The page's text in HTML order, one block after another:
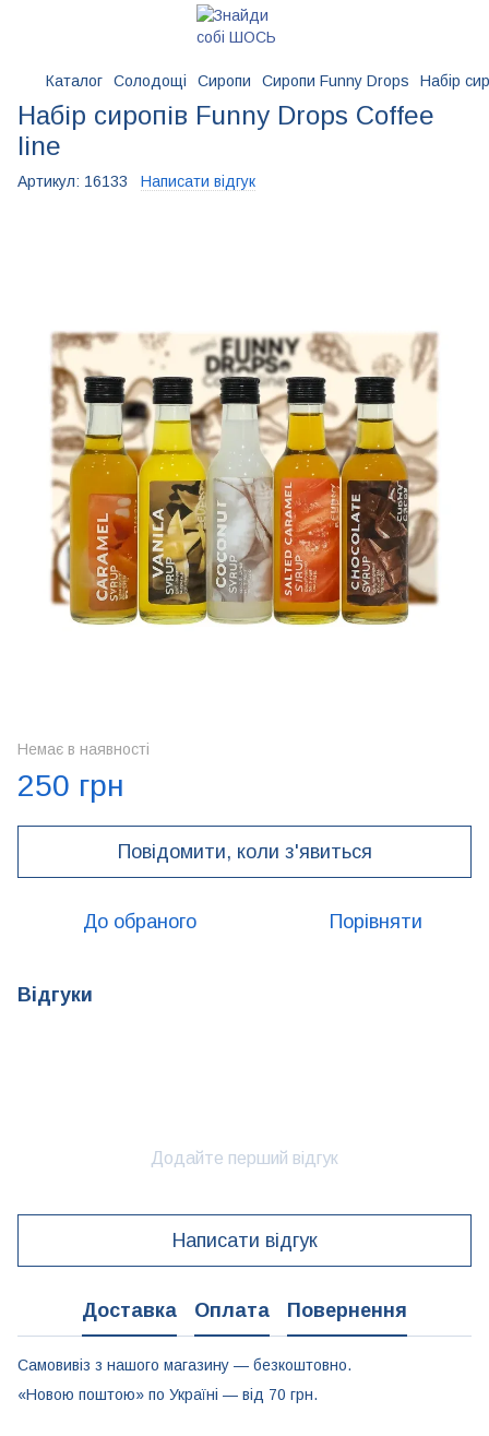
Каталог Солодощі Сиропи Сиропи Funny Drops Набір
Набір сиропів Funny Drops Coffee
line
Артикул: 16133 Написати відгук
Немає в наявності
250 грн
Повідомити, коли з'явиться
До обраного Порівняти
Відгуки
Додайте перший відгук
Написати відгук
Доставка Оплата Повернення
Самовивіз з нашого магазину — безкоштовно.
«Новою поштою» по Україні — від 70 грн.